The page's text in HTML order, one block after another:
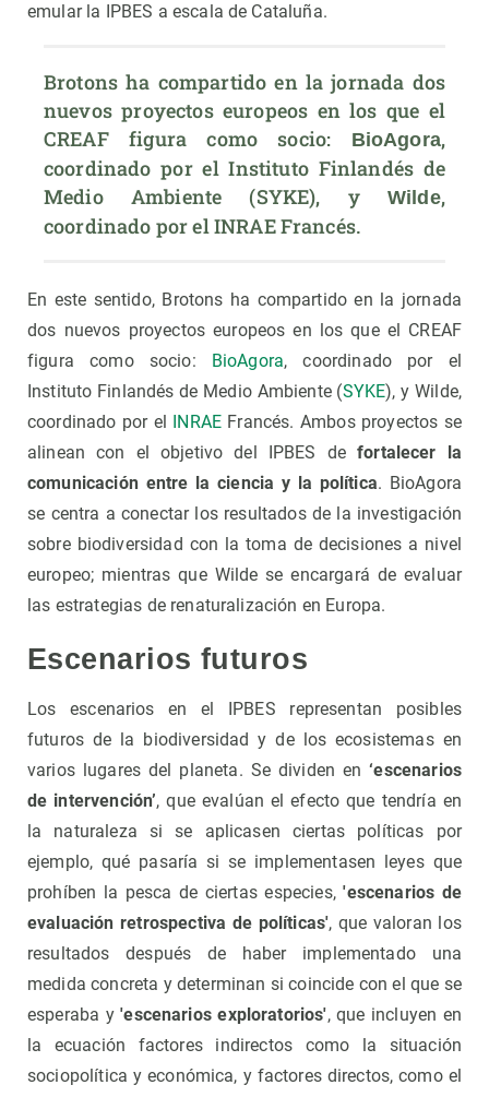
emular la IPBES a escala de Cataluña.
Brotons ha compartido en la jornada dos
nuevos proyectos europeos en los que el
CREAF figura como socio:
BioAgora,
coordinado por el Instituto Finlandés de
Medio Ambiente (SYKE), y Wilde,
coordinado por el INRAE Francés.
En este sentido, Brotons ha compartido en la jornada
dos nuevos proyectos europeos en los que el CREAF
figura como socio:
BioAgora, coordinado por el
Instituto Finlandés de Medio Ambiente (SYKE), y Wilde,
coordinado por el
INRAE Francés. Ambos proyectos se
alinean con el objetivo del IPBES defortalecer la
comunicación entre la ciencia y la política. BioAgora
se centra a conectar los resultados de la investigación
sobre biodiversidad con la toma de decisiones a nivel
europeo; mientras que Wilde se encargará de evaluar
las estrategias de renaturalización en Europa.
Escenarios futuros
Los escenarios en el IPBES representan posibles
futuros de la biodiversidad y de los ecosistemas en
varios lugares del planeta. Se dividen en‘escenarios
de intervención’, que evalúan el efecto que tendría en
la naturaleza si se aplicasen ciertas políticas por
ejemplo, qué pasaría si se implementasen leyes que
prohíben la pesca de ciertas especies,'escenarios de
evaluación retrospectiva de políticas', que valoran los
resultados después de haber implementado una
medida concreta y determinan si coincide con el que se
esperaba y'escenarios exploratorios', que incluyen en
la ecuación factores indirectos como la situación
sociopolítica y económica, y factores directos, como el